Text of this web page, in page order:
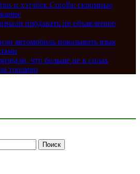
и хэтчбек Corolla: скромные
продавать по объявлению
автомобиль показывать язык
что больше не в силах
топливо